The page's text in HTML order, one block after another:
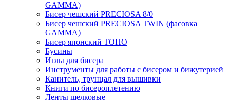
GAMMA)
Бисер чешский PRECIOSA 8/0
Бисер чешский PRECIOSA TWIN (фасовка
GAMMA)
Бисер японский TOHO
Бусины
Иглы для бисера
Инструменты для работы с бисером и бижутерией
Канитель, трунцал для вышивки
Книги по бисероплетению
Ленты шелковые